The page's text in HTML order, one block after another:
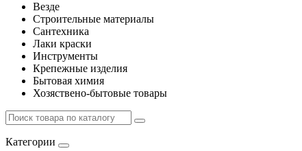
Везде
Строительные материалы
Сантехника
Лаки краски
Инструменты
Крепежные изделия
Бытовая химия
Хозяствено-бытовые товары
Категории